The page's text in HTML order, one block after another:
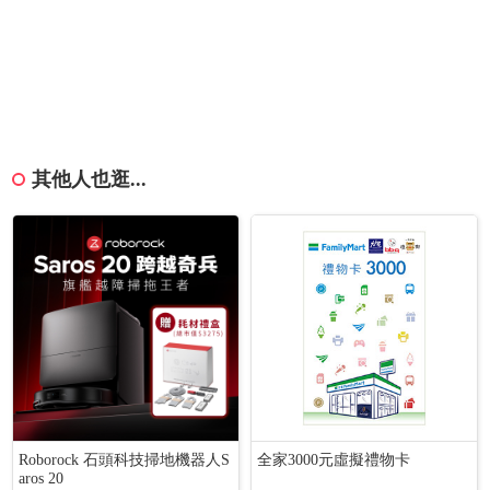
其他人也逛...
Roborock 石頭科技掃地機器人S
aros 20
全家3000元虛擬禮物卡